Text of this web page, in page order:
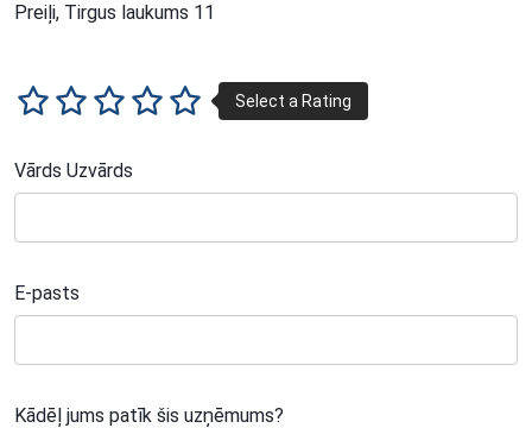
Preiļi, Tirgus laukums 11
Vārds Uzvārds
E-pasts
Kādēļ jums patīk šis uzņēmums?